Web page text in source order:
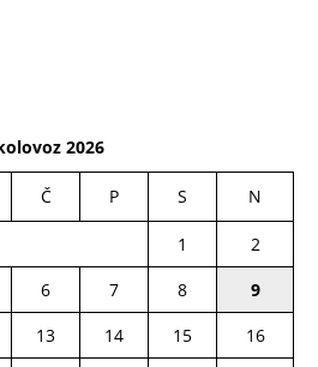
2026
Č P S N
1
2
6 7 8
9
13 14 15
16